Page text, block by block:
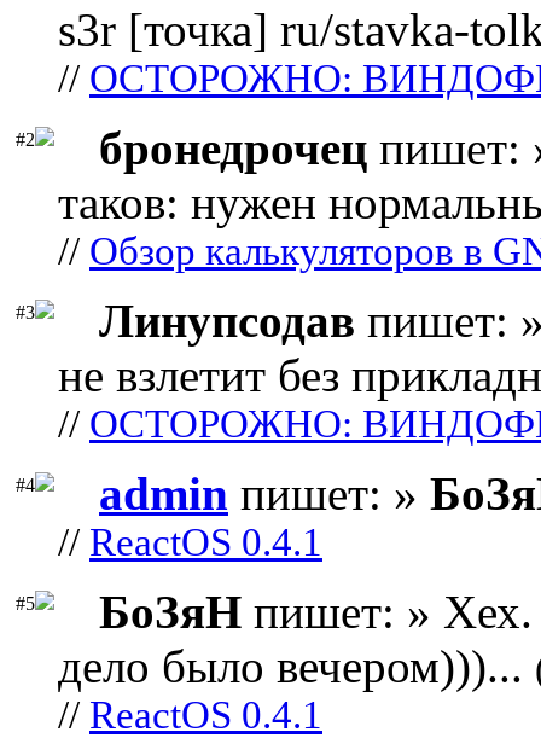
s3r [точка] ru/stavka-
// ОСТОРОЖНО:
#2 бронедрочец пишет:
таков: нужен
// Обзор калькуляторов в
#3 Линупсодав пишет:
не взлетит без
// ОСТОРОЖНО:
#4 admin пишет: »
// ReactOS 0.4.1
#5 БоЗяН пишет: » Хех.
дело было вечером)))...
// ReactOS 0.4.1